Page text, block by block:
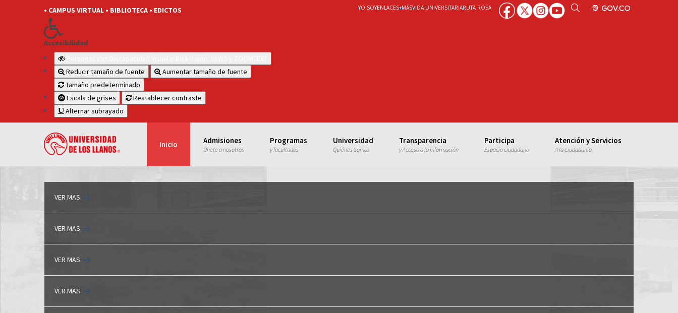
• CAMPUS VIRTUAL • BIBLIOTECA • EDICTOS
Accesibilidad
Reducir tamaño de fuente
Aumentar tamaño de fuente
Tamaño predeterminado
Escala de grises
Restablecer contraste
Alternar subrayado
YO SOYENLACES+MÁSVIDA UNIVERSITARIARUTA ROSA
Inicio Admisiones
Únete a nosotros
Programas
y facultades
Universidad
Quiénes Somos
Transparencia
y Acceso a la información
Participa
Espacio ciudadano
Atención y Servicios
A la Ciudadanía
VER MAS
VER MAS
VER MAS
VER MAS